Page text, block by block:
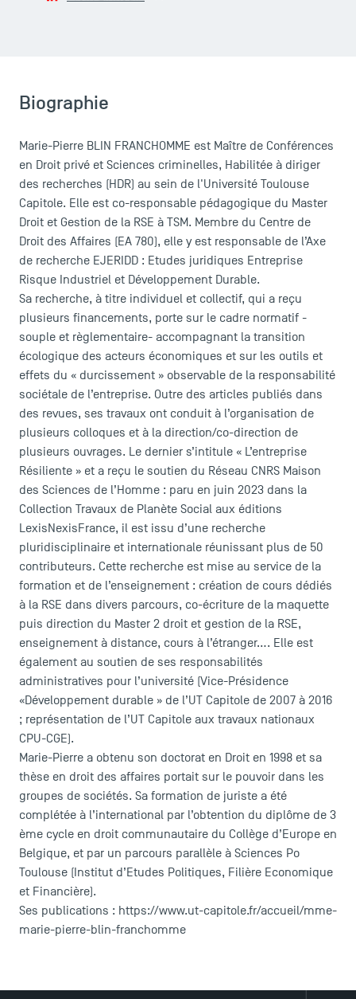
ACCÈS DIRECTS
Actualités
Agenda
Recrutement
Brochures
Logos et identité graphique
Presse
FAQ
Contact
Plans et accès à TSM
Biographie
Marie-Pierre BLIN FRANCHOMME est Maître de Conférences
en Droit privé et Sciences criminelles, Habilitée à diriger
des recherches (HDR) au sein de l'Université Toulouse
Capitole. Elle est co-responsable pédagogique du Master
Droit et Gestion de la RSE à TSM. Membre du Centre de
Droit des Affaires (EA 780), elle y est responsable de l’Axe
de recherche EJERIDD : Etudes juridiques Entreprise
Risque Industriel et Développement Durable.
Sa recherche, à titre individuel et collectif, qui a reçu
plusieurs financements, porte sur le cadre normatif -
souple et règlementaire- accompagnant la transition
écologique des acteurs économiques et sur les outils et
effets du « durcissement » observable de la responsabilité
sociétale de l’entreprise. Outre des articles publiés dans
des revues, ses travaux ont conduit à l’organisation de
plusieurs colloques et à la direction/co-direction de
plusieurs ouvrages. Le dernier s’intitule « L’entreprise
Résiliente » et a reçu le soutien du Réseau CNRS Maison
des Sciences de l’Homme : paru en juin 2023 dans la
Collection Travaux de Planète Social aux éditions
LexisNexisFrance, il est issu d’une recherche
pluridisciplinaire et internationale réunissant plus de 50
contributeurs. Cette recherche est mise au service de la
formation et de l’enseignement : création de cours dédiés
à la RSE dans divers parcours, co-écriture de la maquette
puis direction du Master 2 droit et gestion de la RSE,
enseignement à distance, cours à l’étranger…. Elle est
également au soutien de ses responsabilités
administratives pour l’université (Vice-Présidence
«Développement durable » de l’UT Capitole de 2007 à 2016
; représentation de l’UT Capitole aux travaux nationaux
CPU-CGE).
Marie-Pierre a obtenu son doctorat en Droit en 1998 et sa
thèse en droit des affaires portait sur le pouvoir dans les
groupes de sociétés. Sa formation de juriste a été
complétée à l’international par l’obtention du diplôme de 3
ème cycle en droit communautaire du Collège d’Europe en
Belgique, et par un parcours parallèle à Sciences Po
Toulouse (Institut d’Etudes Politiques, Filière Economique
et Financière).
Ses publications : https://www.ut-capitole.fr/accueil/mme-
marie-pierre-blin-franchomme